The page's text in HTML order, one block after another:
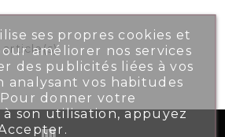
article(s)
ses propres cookies et
améliorer nos services
des publicités liées à vos
analysant vos habitudes
donner votre
son utilisation, appuyez